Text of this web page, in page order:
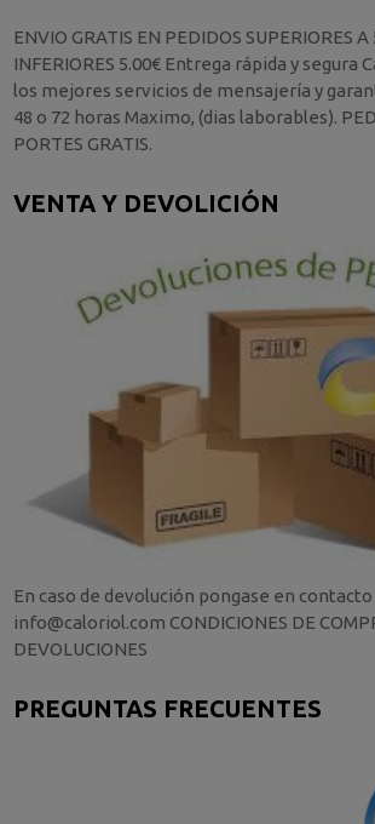
ENVIO GRATIS EN PEDIDOS SUPERIORES
INFERIORES 5.00€ Entrega rápida y segura
los mejores servicios de mensajería y
48 o 72 horas Maximo, (dias laborables).
PORTES GRATIS.
VENTA Y DEVOLICIÓN
En caso de devolución pongase en
info@caloriol.com CONDICIONES DE
DEVOLUCIONES
PREGUNTAS FRECUENTES